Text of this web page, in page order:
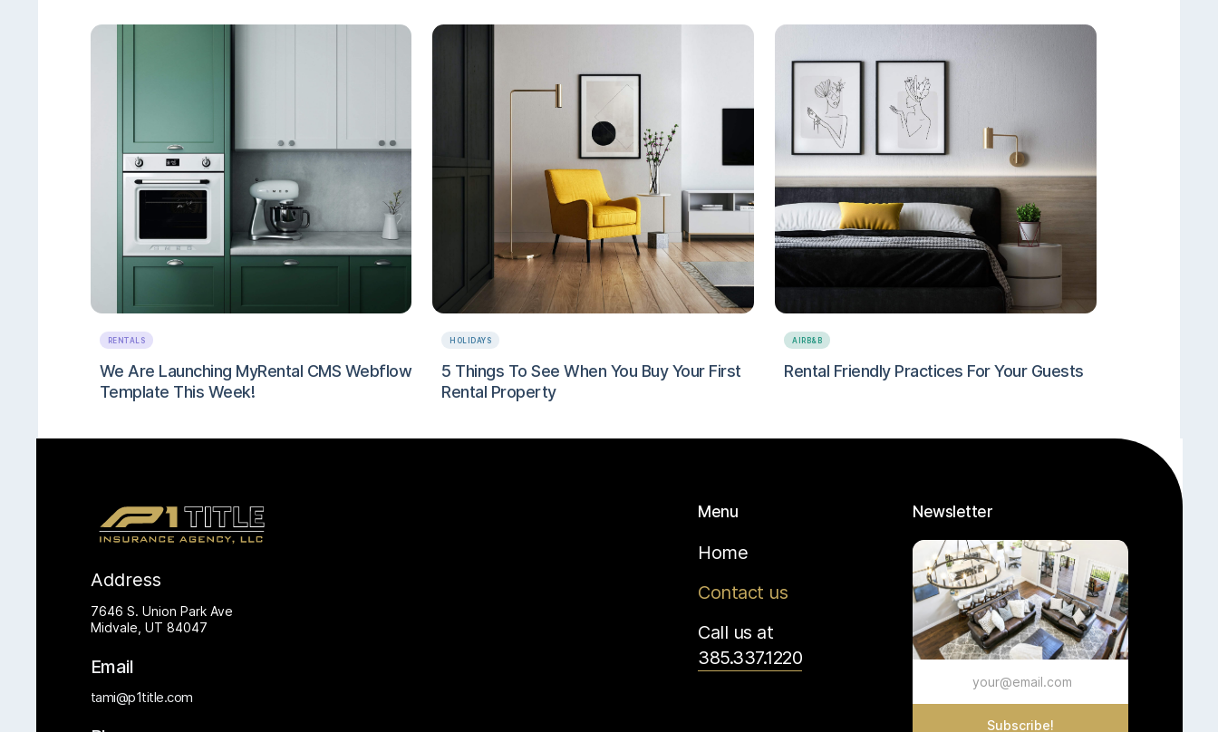
RENTALS
We Are Launching MyRental CMS Webflow
Template This Week!
HOLIDAYS
5 Things To See When You Buy Your First
Rental Property
AIRB&B
Rental Friendly Practices For Your Guests
Address
7646 S. Union Park Ave
Midvale, UT 84047
Email
tami@p1title.com
Menu
Home
Contact us
Call us at
385.337.1220
Newsletter